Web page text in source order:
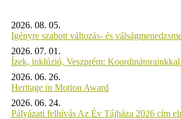
2026. 08. 05.
Igényre szabott változás- és
2026. 07. 01.
Ízek, inklúzió, Veszprém:
2026. 06. 26.
Heritage in Motion Award
2026. 06. 24.
Pályázati felhívás Az Év Tájháza 2026 cím